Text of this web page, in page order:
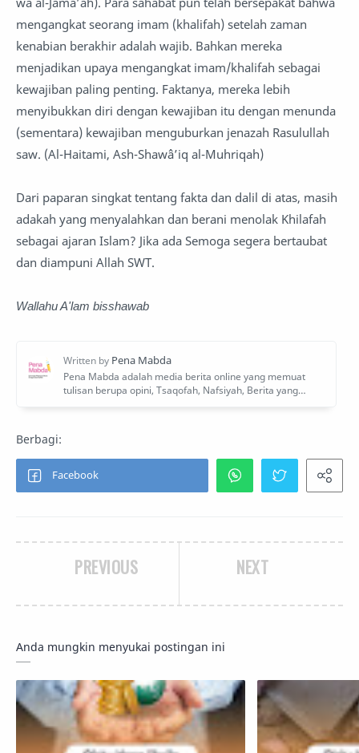
mengangkat seorang imam (khalifah) setelah zaman
kenabian berakhir adalah wajib. Bahkan mereka
menjadikan upaya mengangkat imam/khalifah sebagai
kewajiban paling penting. Faktanya, mereka lebih
menyibukkan diri dengan kewajiban itu dengan menunda
(sementara) kewajiban menguburkan jenazah Rasulullah
saw. (Al-Haitami, Ash-Shawâ’iq al-Muhriqah)
Dari paparan singkat tentang fakta dan dalil di atas, masih
adakah yang menyalahkan dan berani menolak Khilafah
sebagai ajaran Islam? Jika ada Semoga segera bertaubat
dan diampuni Allah SWT.
Wallahu A'lam bisshawab
NEXT
PREVIOUS
Anda mungkin menyukai postingan ini